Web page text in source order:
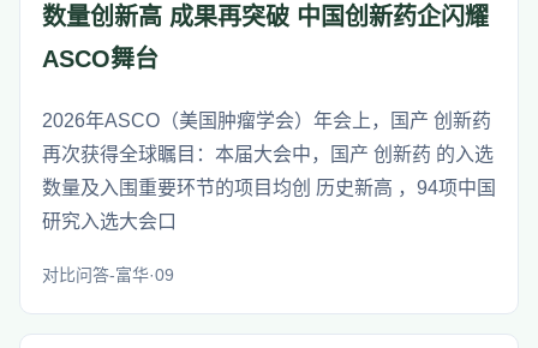
数量创新高 成果再突破 中国创新药企闪耀
ASCO舞台
2026年ASCO（美国肿瘤学会）年会上，国产 创新药
再次获得全球瞩目：本届大会中，国产 创新药 的入选
数量及入围重要环节的项目均创 历史新高 ，94项中国
研究入选大会口
对比问答-富华·09